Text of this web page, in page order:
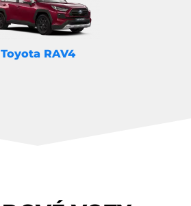
Toyota RAV4